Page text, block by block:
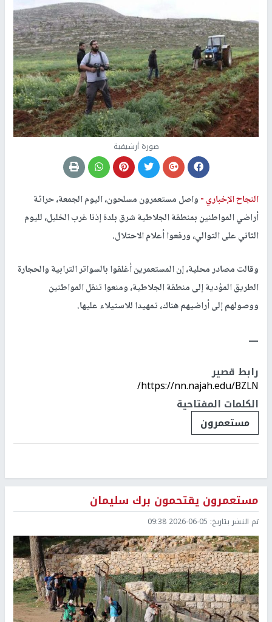
صورة أرشيفية
النجاح الإخباري -واصل مستعمرون مسلحون، اليوم الجمعة، حراثة
أراضي المواطنين بمنطقة الجلاطية شرق بلدة إذنا غرب الخليل، لليوم
الثاني على التوالي، ورفعوا أعلام الاحتلال.
وقالت مصادر محلية، إن المستعمرين أغلقوا بالسواتر الترابية والحجارة
الطريق المؤدية إلى منطقة الجلاطية، ومنعوا تنقل المواطنين
ووصولهم إلى أراضيهم هناك، تمهيدا للاستيلاء عليها.
ــــ
رابط قصير
https://nn.najah.edu/BZLN/
الكلمات المفتاحية
مستعمرون
مستعمرون يقتحمون برك سليمان
تم النشر بتاريخ: 2026-06-05 09:38